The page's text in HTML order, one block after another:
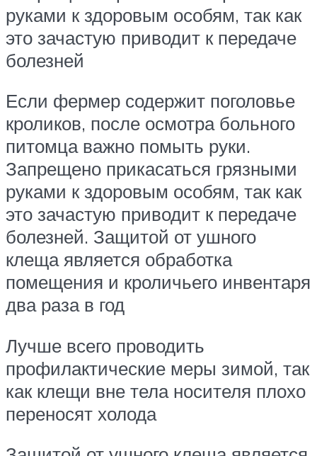
руками к здоровым особям, так как
это зачастую приводит к передаче
болезней
Если фермер содержит поголовье
кроликов, после осмотра больного
питомца важно помыть руки.
Запрещено прикасаться грязными
руками к здоровым особям, так как
это зачастую приводит к передаче
болезней. Защитой от ушного
клеща является обработка
помещения и кроличьего инвентаря
два раза в год
Лучше всего проводить
профилактические меры зимой, так
как клещи вне тела носителя плохо
переносят холода